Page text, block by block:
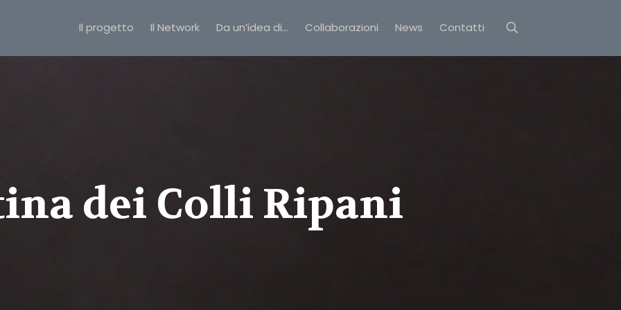
Il progetto Il Network Da un’idea di… Collaborazioni News Contatti
dei Colli Ripani